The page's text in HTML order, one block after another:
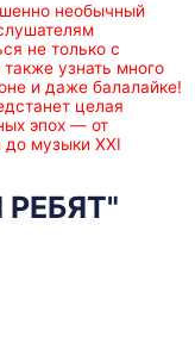
необычный
не только с
узнать много
и даже балалайке!
целая
эпох — от
до музыки XXI